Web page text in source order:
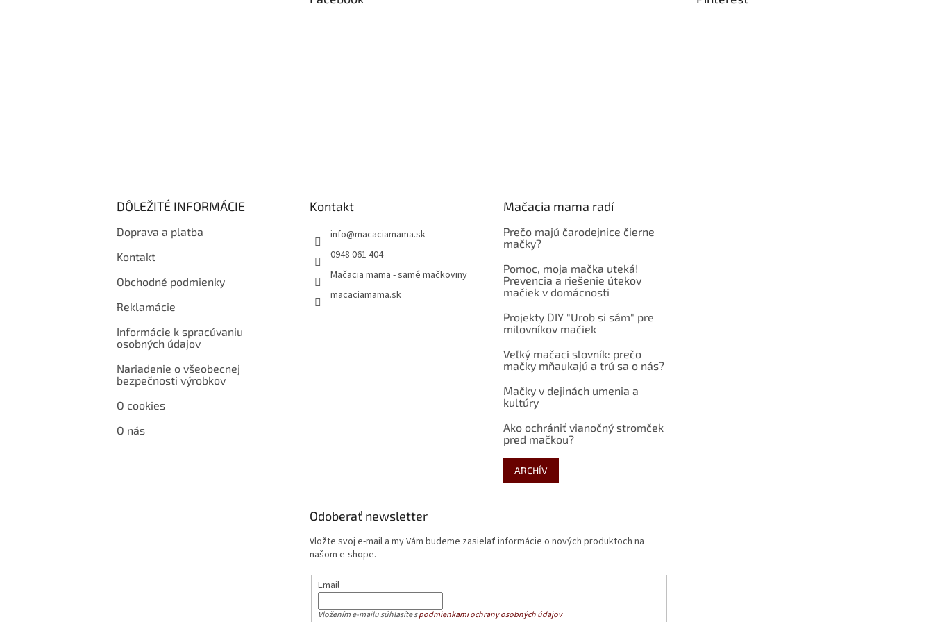
DÔLEŽITÉ INFORMÁCIE
Doprava a platba
Kontakt
Obchodné podmienky
Reklamácie
Informácie k spracúvaniu
osobných údajov
Nariadenie o všeobecnej
bezpečnosti výrobkov
O cookies
O nás
Kontakt
info@macaciamama.sk
0948 061 404
Mačacia mama - samé mačkoviny
macaciamama.sk
Mačacia mama radí
Prečo majú čarodejnice čierne
mačky?
Pomoc, moja mačka uteká!
Prevencia a riešenie útekov
mačiek v domácnosti
Projekty DIY "Urob si sám" pre
milovníkov mačiek
Veľký mačací slovník: prečo
mačky mňaukajú a trú sa o nás?
Mačky v dejinách umenia a
kultúry
Ako ochrániť vianočný stromček
pred mačkou?
ARCHÍV
Odoberať newsletter
Vložte svoj e-mail a my Vám budeme zasielať informácie o nových produktoch na
našom e-shope.
Email
Vložením e-mailu súhlasíte spodmienkami ochrany osobných údajov